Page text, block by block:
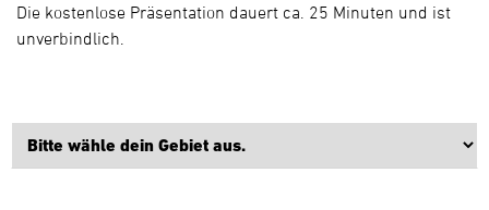
Die kostenlose Präsentation dauert ca. 25 Minuten und ist
unverbindlich.